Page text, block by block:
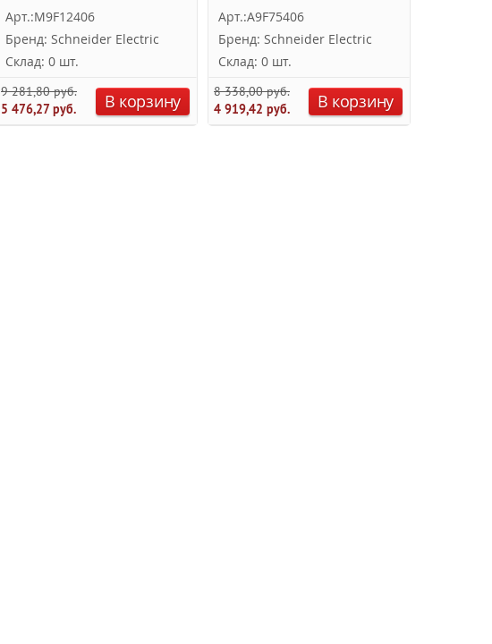
Арт.:M9F12406
Бренд: Schneider Electric
Склад: 0 шт.
9 281,80 руб.
5 476,27 руб.
В корзину
Арт.:A9F75406
Бренд: Schneider Electric
Склад: 0 шт.
8 338,00 руб.
4 919,42 руб.
В корзину